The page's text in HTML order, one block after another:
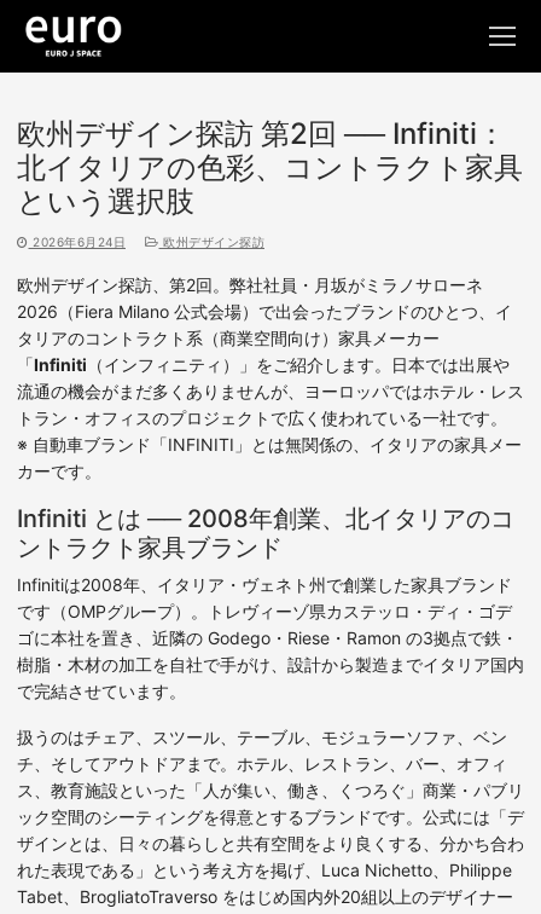
欧州デザイン探訪 第2回 ── Infiniti：
北イタリアの色彩、コントラクト家具
という選択肢
2026年6月24日 欧州デザイン探訪
欧州デザイン探訪、第2回。弊社社員・月坂がミラノサローネ
2026（Fiera Milano 公式会場）で出会ったブランドのひとつ、イ
タリアのコントラクト系（商業空間向け）家具メーカー
「Infiniti （インフィニティ）」をご紹介します。日本では出展や
流通の機会がまだ多くありませんが、ヨーロッパではホテル・レス
トラン・オフィスのプロジェクトで広く使われている一社です。
※ 自動車ブランド「INFINITI」とは無関係の、イタリアの家具メー
カーです。
Infiniti とは ── 2008年創業、北イタリアのコ
ントラクト家具ブランド
Infinitiは2008年、イタリア・ヴェネト州で創業した家具ブランド
です（OMPグループ）。トレヴィーゾ県カステッロ・ディ・ゴデ
ゴに本社を置き、近隣の Godego・Riese・Ramon の3拠点で鉄・
樹脂・木材の加工を自社で手がけ、設計から製造までイタリア国内
で完結させています。
扱うのはチェア、スツール、テーブル、モジュラーソファ、ベン
チ、そしてアウトドアまで。ホテル、レストラン、バー、オフィ
ス、教育施設といった「人が集い、働き、くつろぐ」商業・パブリ
ック空間のシーティングを得意とするブランドです。公式には「デ
ザインとは、日々の暮らしと共有空間をより良くする、分かち合わ
れた表現である」という考え方を掲げ、Luca Nichetto、Philippe
Tabet、BrogliatoTraverso をはじめ国内外20組以上のデザイナー